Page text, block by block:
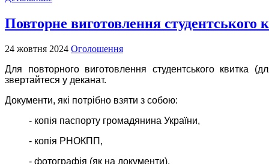
Повторне виготовлення студентського
24 жовтня 2024 Оголошення
Для повторного виготовлення студентського квитка
звертайтеся у деканат.
Документи, які потрібно взяти з собою:
- копія паспорту громадянина України,
- копія РНОКПП,
- фотографія (як на документи).